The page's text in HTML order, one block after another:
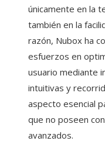
únicamente en la
también en la
razón, Nubox ha
esfuerzos en
usuario mediante
intuitivas y
aspecto esencial
que no poseen
avanzados.